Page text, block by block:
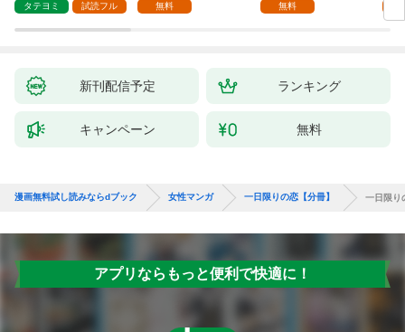
タテヨミ 試読フル
1話無料 無料
ま
新刊配信予定 ランキング
キャンペーン 無料
漫画無料試し読みならdブック 女性マンガ 一日限りの恋【分冊】 一日限り
アプリならもっと便利で快適に！